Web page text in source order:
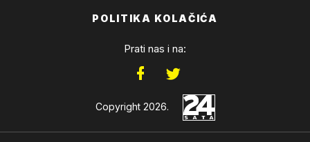
POLITIKA KOLAČIĆA
Prati nas i na:
Copyright 2026.